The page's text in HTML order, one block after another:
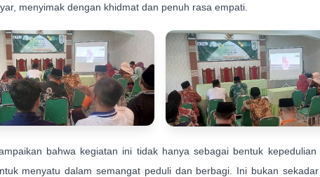
menyimak dengan khidmat dan penuh rasa empati.
bahwa kegiatan ini tidak hanya sebagai bentuk
menyatu dalam semangat peduli dan berbagi. Ini bukan